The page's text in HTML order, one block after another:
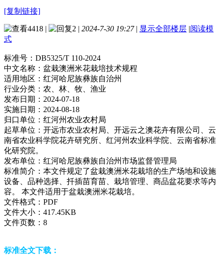
[复制链接]
4418 | 2 | 2024-7-30 19:27 | 显示全部楼层 |阅读模
式
标准号： DB5325/T 110-2024
中文名称： 盆栽澳洲米花栽培技术规程
适用地区： 红河哈尼族彝族自治州
行业分类： 农、林、牧、渔业
发布日期： 2024-07-18
实施日期： 2024-08-18
归口单位： 红河州农业农村局
起草单位： 开远市农业农村局、开远云之澳花卉有限公司、云
南省农业科学院花卉研究所、红河州农业科学院、云南省标准
化研究院。
发布单位： 红河哈尼族彝族自治州市场监督管理局
标准简介： 本文件规定了盆栽澳洲米花栽培的生产场地和设施
设备、品种选择、扦插苗育苗、栽培管理、商品盆花要求等内
容。 本文件适用于盆栽澳洲米花栽培。
文件格式： PDF
文件大小： 417.45KB
文件页数： 8
标准全文下载：